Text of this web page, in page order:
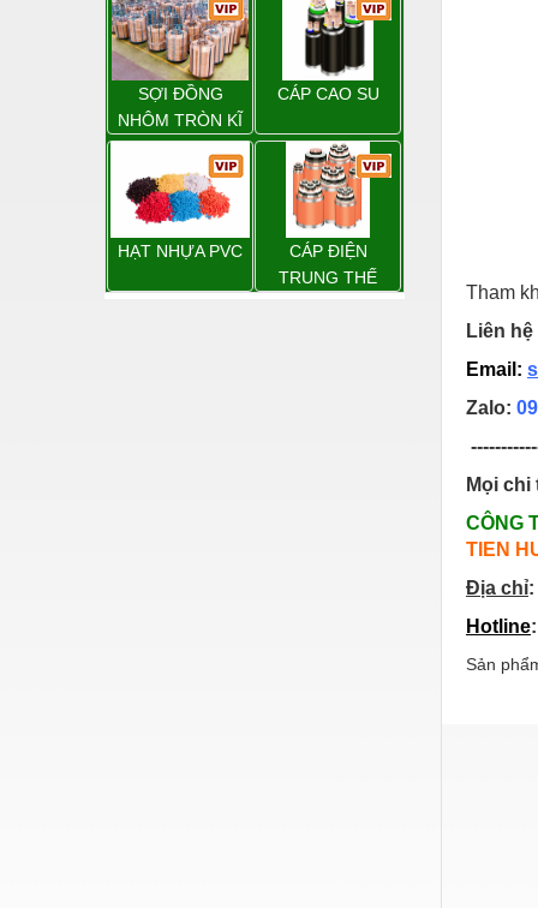
Hóa chất-Trang thiết bị
Kệ công nghiệp
Khí nén - Thiết bị
Khuôn mẫu - Phụ tùng
Lọc công nghiệp
Máy công cụ - Phụ tùng
Mỏ - Trang thiết bị
SỢI ĐỒNG
NHÔM TRÒN KĨ
THUẬT ĐIỆN
CÁP CAO SU
HẠT NHỰA PVC
CÁP ĐIỆN
TRUNG THẾ
Tham
Liên
Email:
Zalo:
Mọi
CÔNG
TIEN
Địa chỉ:
Hotline
Sản